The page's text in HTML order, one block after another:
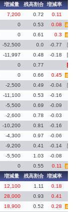
増減量 残高割合 増減率
7,200 0.72
0.11
0 0.53 0.08 義務
0 0.61 0.3 義務
-52,500 0.0 -0.77 義務
-11,997 0.48 -0.18 義務
0 0.77 新規
0 0.66 0.45 義務
-2,500 0.49 -0.04 義務
-11,100 0.53
-0.16
-5,500 0.69
-0.09
-2,600 0.78
-0.03
-10,200 0.81
-0.16
-4,300 0.97
-0.06
-9,200 0.41 -0.14 義務
-5,500 1.03
-0.08
0 0.55 0.11 義務
増減量 残高割合 増減率
12,100 1.11
0.18
28,000 0.93
0.41
18,900 0.52 0.28 義務